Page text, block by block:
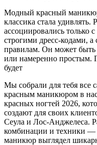
Модный красный
классика стала удивлять.
ассоциировались только
строгими дресс-кодами, а
правилам. Он может
или намеренно простым.
будет
Мы собрали для тебя все
красным маникюром в
красных ногтей 2026,
создают для своих
Сеула и Лос-Анджелеса.
комбинации и техники —
маникюр выглядел